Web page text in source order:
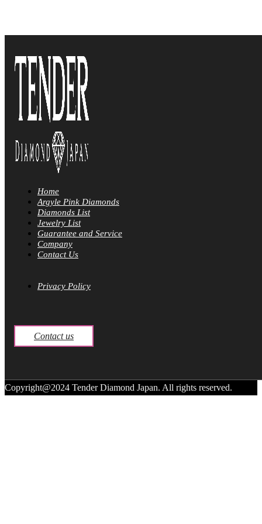
Home
Argyle Pink Diamonds
Diamonds List
Jewelry List
Guarantee and Service
Company
Contact Us
Privacy Policy
Contact us
Copyright@2024 Tender Diamond Japan. All rights reserved.